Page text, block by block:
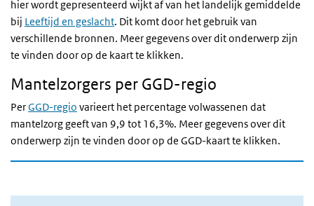
hier wordt gepresenteerd wijkt af van het landelijk gemiddelde
bij Leeftijd en geslacht. Dit komt door het gebruik van
verschillende bronnen. Meer gegevens over dit onderwerp zijn
te vinden door op de kaart te klikken.
Mantelzorgers per GGD-regio
PerGGD-regio varieert het percentage volwassenen dat
mantelzorg geeft van 9,9 tot 16,3%. Meer gegevens over dit
onderwerp zijn te vinden door op de GGD-kaart te klikken.